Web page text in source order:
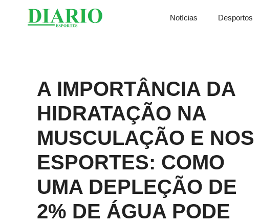
Notícias Desportos
A IMPORTÂNCIA DA
HIDRATAÇÃO NA
MUSCULAÇÃO E NOS
ESPORTES: COMO
UMA DEPLEÇÃO DE
2% DE ÁGUA PODE